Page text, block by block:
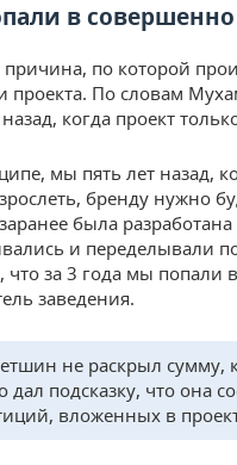
в
по которой
проекта. По словам
когда проект
мы пять лет назад,
бренду нужно
была
и переделывали
что за 3 года мы
заведения.
не раскрыл сумму,
дал подсказку, что она
вложенных в